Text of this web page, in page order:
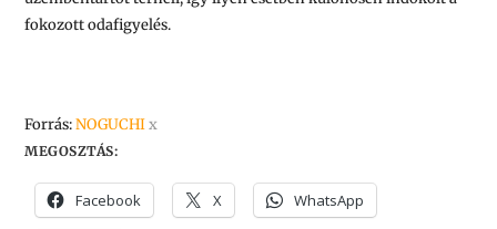
fokozott odafigyelés.
Forrás:NOGUCHI x
MEGOSZTÁS:
Facebook X WhatsApp